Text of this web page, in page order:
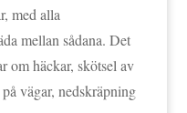
med alla
mellan sådana. Det
om häckar, skötsel av
vägar, nedskräpning